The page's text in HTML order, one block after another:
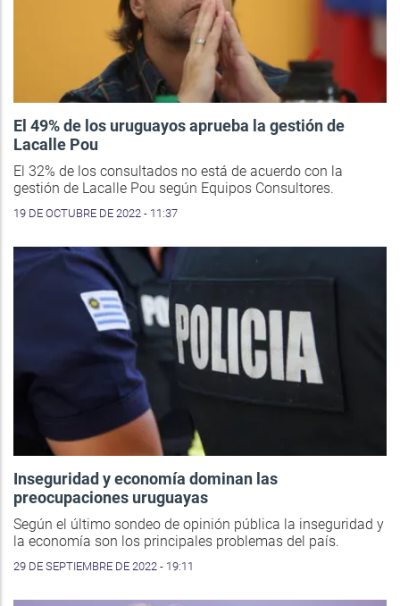
El 49% de los uruguayos aprueba la gestión de
Lacalle Pou
El 32% de los consultados no está de acuerdo con la
gestión de Lacalle Pou según Equipos Consultores.
19 DE OCTUBRE DE 2022 - 11:37
Inseguridad y economía dominan las
preocupaciones uruguayas
Según el último sondeo de opinión pública la inseguridad y
la economía son los principales problemas del país.
29 DE SEPTIEMBRE DE 2022 - 19:11